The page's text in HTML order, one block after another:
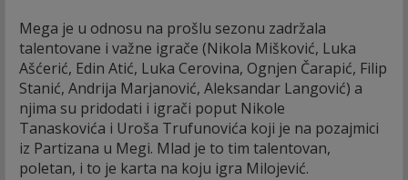
Mega je u odnosu na prošlu sezonu zadržala
talentovane i važne igrače (Nikola Mišković, Luka
Ašćerić, Edin Atić, Luka Cerovina, Ognjen Čarapić, Filip
Stanić, Andrija Marjanović, Aleksandar Langović) a
njima su pridodati i igrači poput Nikole
Tanaskovića i Uroša Trufunovića koji je na pozajmici
iz Partizana u Megi. Mlad je to tim talentovan,
poletan, i to je karta na koju igra Milojević.